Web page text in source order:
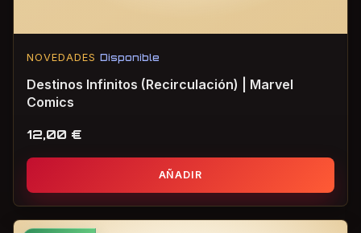
NOVEDADES Disponible
Destinos Infinitos (Recirculación) | Marvel
Comics
12,00 €
AÑADIR